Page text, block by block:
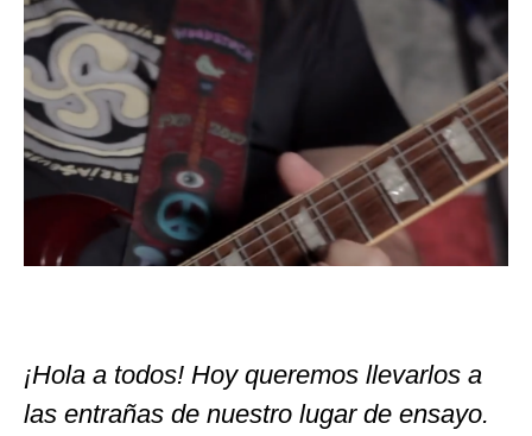
¡Hola a todos! Hoy queremos llevarlos a
las entrañas de nuestro lugar de ensayo.